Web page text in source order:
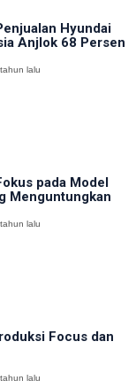
Hyundai
Anjlok 68 Persen
lalu
pada Model
Menguntungkan
lalu
Focus dan
lalu